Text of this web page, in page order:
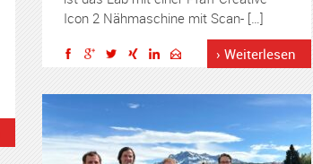
Icon 2 Nähmaschine mit Scan- […]
› Weiterlesen